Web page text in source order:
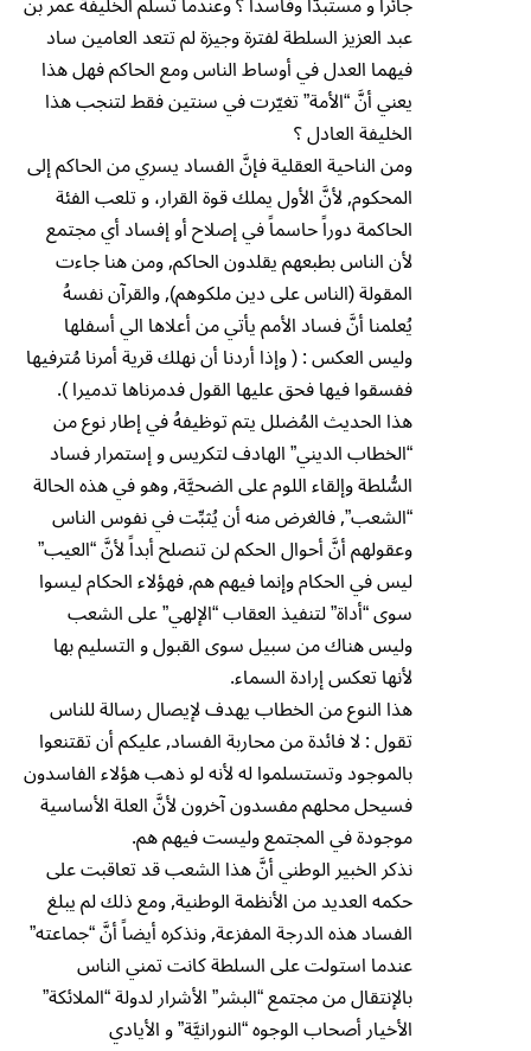
عبد العزيز السلطة لفترة وجيزة لم تتعد العامين ساد
فيهما العدل في أوساط الناس ومع الحاكم فهل هذا
يعني أنَّ “الأمة” تغيّرت في سنتين فقط لتنجب هذا
الخليفة العادل ؟
ومن الناحية العقلية فإنَّ الفساد يسري من الحاكم إلى
المحكوم, لأنَّ الأول يملك قوة القرار، و تلعب الفئة
الحاكمة دوراً حاسماً في إصلاح أو إفساد أي مجتمع
لأن الناس بطبعهم يقلدون الحاكم, ومن هنا جاءت
المقولة (الناس على دين ملكوهم), والقرآن نفسهُ
يُعلمنا أنَّ فساد الأمم يأتي من أعلاها الي أسفلها
وليس العكس : ( وإذا أردنا أن نهلك قرية أمرنا مُترفيها
ففسقوا فيها فحق عليها القول فدمرناها تدميرا ).
هذا الحديث المُضلل يتم توظيفهُ في إطار نوع من
“الخطاب الديني” الهادف لتكريس و إستمرار فساد
السُّلطة وإلقاء اللوم على الضحيَّة, وهو في هذه الحالة
“الشعب”, فالغرض منه أن يُثبِّت في نفوس الناس
وعقولهم أنَّ أحوال الحكم لن تنصلح أبداً لأنَّ “العيب”
ليس في الحكام وإنما فيهم هم, فهؤلاء الحكام ليسوا
سوى “أداة” لتنفيذ العقاب “الإلهي” على الشعب
وليس هناك من سبيل سوى القبول و التسليم بها
لأنها تعكس إرادة السماء.
هذا النوع من الخطاب يهدف لإيصال رسالة للناس
تقول : لا فائدة من محاربة الفساد, عليكم أن تقتنعوا
بالموجود وتستسلموا له لأنه لو ذهب هؤلاء الفاسدون
فسيحل محلهم مفسدون آخرون لأنَّ العلة الأساسية
موجودة في المجتمع وليست فيهم هم.
نذكر الخبير الوطني أنَّ هذا الشعب قد تعاقبت على
حكمه العديد من الأنظمة الوطنية, ومع ذلك لم يبلغ
الفساد هذه الدرجة المفزعة, ونذكره أيضاً أنَّ “جماعته”
عندما استولت على السلطة كانت تمني الناس
بالإنتقال من مجتمع “البشر” الأشرار لدولة “الملائكة”
الأخيار أصحاب الوجوه “النورانيَّة” و الأيادي